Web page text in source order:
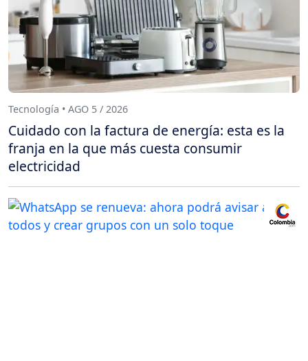
Tecnología • AGO 5 / 2026
Cuidado con la factura de energía: esta es la
franja en la que más cuesta consumir
electricidad